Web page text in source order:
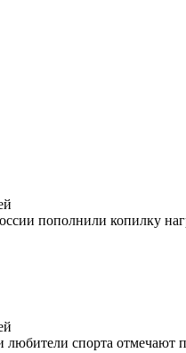
пополнили копилку
спорта отмечают